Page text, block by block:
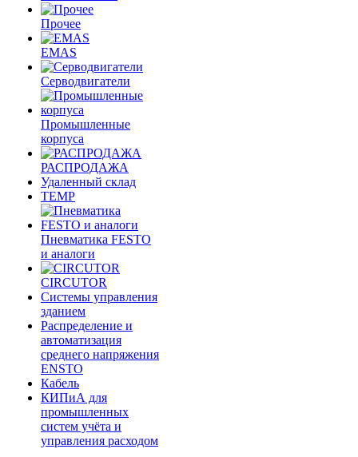
Прочее
EMAS
Cерводвигатели
Промышленные
корпуса
РАСПРОДАЖА
Удаленный склад
TEMP
Пневматика FESTO
и аналоги
CIRCUTOR
Системы управления
зданием
Распределение и
автоматизация
среднего напряжения
ENSTO
Кабель
КИПиА для
промышленных
систем учёта и
управления расходом